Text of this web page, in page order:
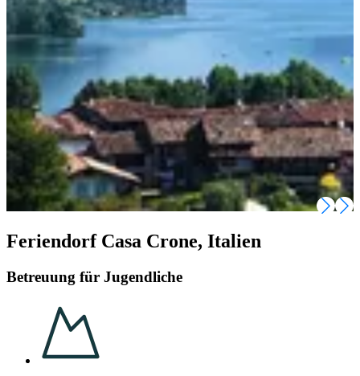
Feriendorf Casa Crone, Italien
Betreuung für Jugendliche